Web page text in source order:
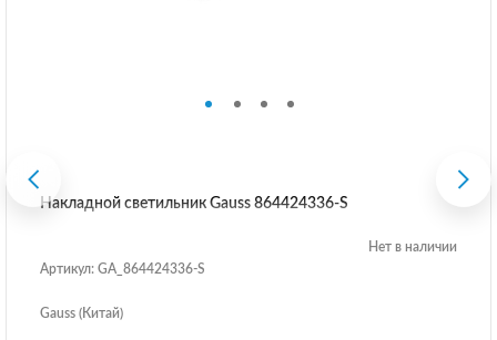
Накладной светильник Gauss 864424336-S
Нет в наличии
Артикул: GA_864424336-S
Gauss (Китай)